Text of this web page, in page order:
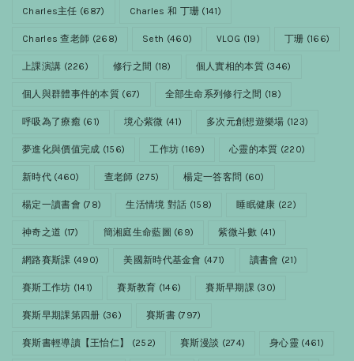
Charles主任 (687) Charles 和 丁珊 (141)
Charles 查老師 (268) Seth (460) VLOG (19) 丁珊 (166)
上課演講 (226) 修行之間 (18) 個人實相的本質(346)
個人與群體事件的本質 (67) 全部生命系列修行之間 (18)
呼吸為了療癒 (61) 境心紫微 (41) 多次元創想遊樂場 (123)
夢進化與價值完成 (156) 工作坊 (169) 心靈的本質 (220)
新時代(460) 查老師 (275) 楊定一答客問 (60)
楊定一讀書會 (78) 生活情境 對話 (158) 睡眠健康 (22)
神奇之道 (17) 簡湘庭生命藍圖 (69) 紫微斗數 (41)
網路賽斯課 (490) 美國新時代基金會 (471) 讀書會 (21)
賽斯工作坊 (141) 賽斯教育 (146) 賽斯早期課 (30)
賽斯早期課第四册 (36) 賽斯書(797)
賽斯書輕導讀【王怡仁】 (252) 賽斯漫談 (274) 身心靈 (461)